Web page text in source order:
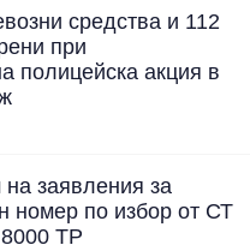
средства и 112
при
полицейска акция в
заявления за
номер по избор от СТ
ТР